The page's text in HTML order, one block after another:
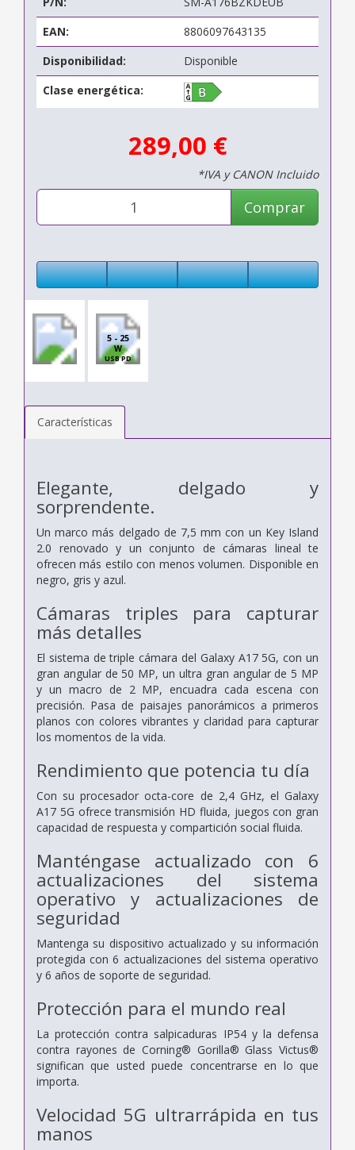
EAN:
8806097643135
Disponibilidad:
Disponible
Clase energética:
289,00 €
*IVA y CANON Incluido
Comprar
5 - 25
W
USB PD
Características
Elegante, delgado y
sorprendente.
Un marco más delgado de 7,5 mm con un Key Island
2.0 renovado y un conjunto de cámaras lineal te
ofrecen más estilo con menos volumen. Disponible en
negro, gris y azul.
Cámaras triples para capturar
más detalles
El sistema de triple cámara del Galaxy A17 5G, con un
gran angular de 50 MP, un ultra gran angular de 5 MP
y un macro de 2 MP, encuadra cada escena con
precisión. Pasa de paisajes panorámicos a primeros
planos con colores vibrantes y claridad para capturar
los momentos de la vida.
Rendimiento que potencia tu día
Con su procesador octa-core de 2,4 GHz, el Galaxy
A17 5G ofrece transmisión HD fluida, juegos con gran
capacidad de respuesta y compartición social fluida.
Manténgase actualizado con 6
actualizaciones del sistema
operativo y actualizaciones de
seguridad
Mantenga su dispositivo actualizado y su información
protegida con 6 actualizaciones del sistema operativo
y 6 años de soporte de seguridad.
Protección para el mundo real
La protección contra salpicaduras IP54 y la defensa
contra rayones de Corning® Gorilla® Glass Victus®
significan que usted puede concentrarse en lo que
importa.
Velocidad 5G ultrarrápida en tus
manos